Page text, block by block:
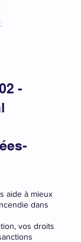
-
aide à mieux
dans
vos droits